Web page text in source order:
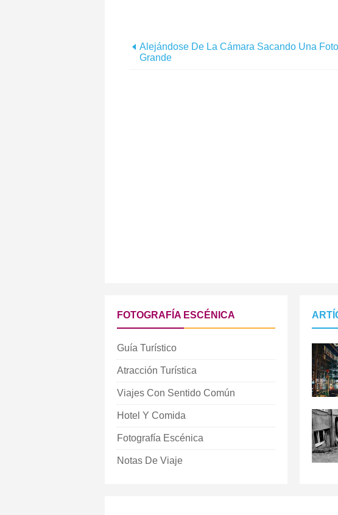
Alejándose De La Cámara Sacando Una
Grande
FOTOGRAFÍA ESCÉNICA
Guía Turístico
Atracción Turística
Viajes Con Sentido Común
Hotel Y Comida
Fotografía Escénica
Notas De Viaje